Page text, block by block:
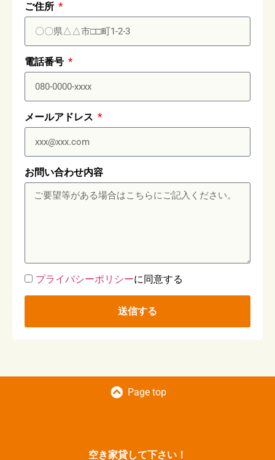
ご住所
電話番号
メールアドレス
お問い合わせ内容
プライバシーポリシーに同意する
送信する
Page top
空き家貸して下さい！